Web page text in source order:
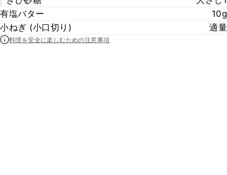
有塩バター
10g
小ねぎ (小口切り)
適量
料理を安全に楽しむための注意事項